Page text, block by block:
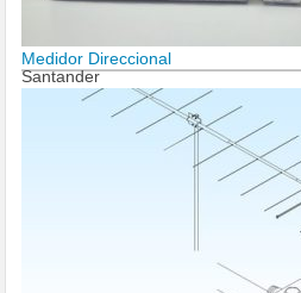
Medidor Direccional
Santander